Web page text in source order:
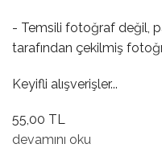
- Temsili fotoğraf değil,
tarafından çekilmiş
Keyifli alışverişler...
55,00 TL
Kaput Demiri Tutucu
devamını oku